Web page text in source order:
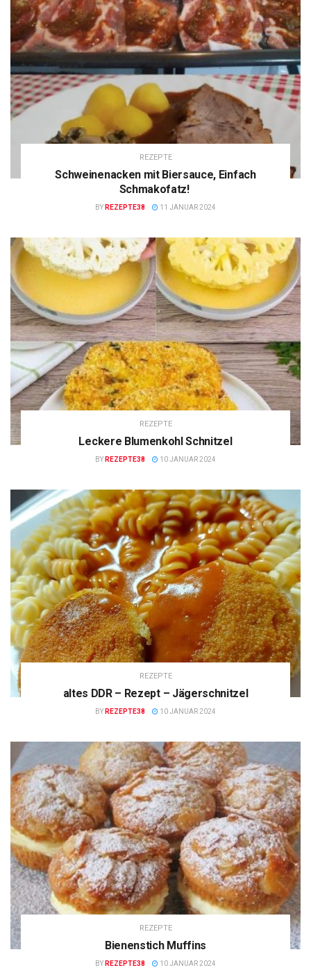
REZEPTE
Schweinenacken mit Biersauce, Einfach
Schmakofatz!
BY REZEPTE38 11 JANUAR 2024
REZEPTE
Leckere Blumenkohl Schnitzel
BY REZEPTE38 10 JANUAR 2024
REZEPTE
altes DDR – Rezept – Jägerschnitzel
BY REZEPTE38 10 JANUAR 2024
REZEPTE
Bienenstich Muffins
BY REZEPTE38 10 JANUAR 2024